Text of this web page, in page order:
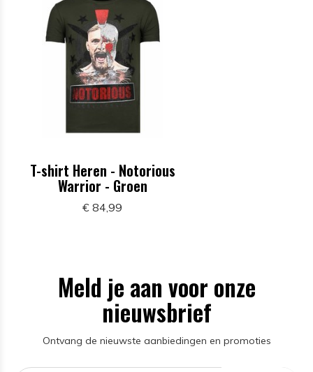
T-shirt Heren - Notorious
Warrior - Groen
€ 84,99
Meld je aan voor onze
nieuwsbrief
Ontvang de nieuwste aanbiedingen en promoties